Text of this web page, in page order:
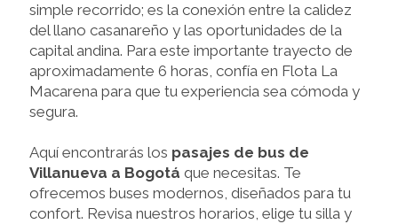
simple recorrido; es la conexión entre la calidez
del llano casanareño y las oportunidades de la
capital andina. Para este importante trayecto de
aproximadamente 6 horas, confía en Flota La
Macarena para que tu experiencia sea cómoda y
segura.
Aquí encontrarás los pasajes de bus de
Villanueva a Bogotá que necesitas. Te
ofrecemos buses modernos, diseñados para tu
confort. Revisa nuestros horarios, elige tu silla y